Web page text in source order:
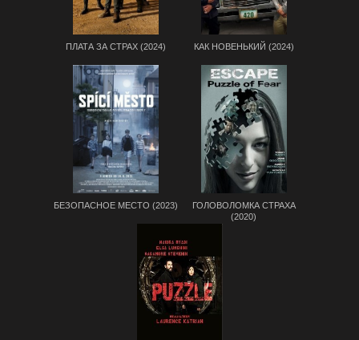
ПЛАТА ЗА СТРАХ (2024) КАК НОВЕНЬКИЙ (2024)
БЕЗОПАСНОЕ МЕСТО (2023)
ГОЛОВОЛОМКА СТРАХА
(2020)